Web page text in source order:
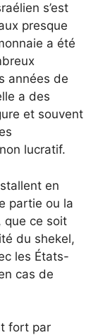
s’est
presque
a été
années de
a des
et souvent
lucratif.
en
partie ou la
que ce soit
du shekel,
les États-
cas de
fort par